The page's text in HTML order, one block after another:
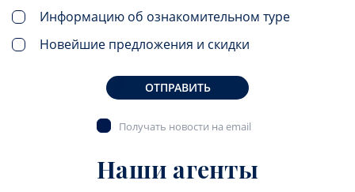
Информацию об ознакомительном туре
Новейшие предложения и скидки
ОТПРАВИТЬ
Получать новости на email
Наши агенты